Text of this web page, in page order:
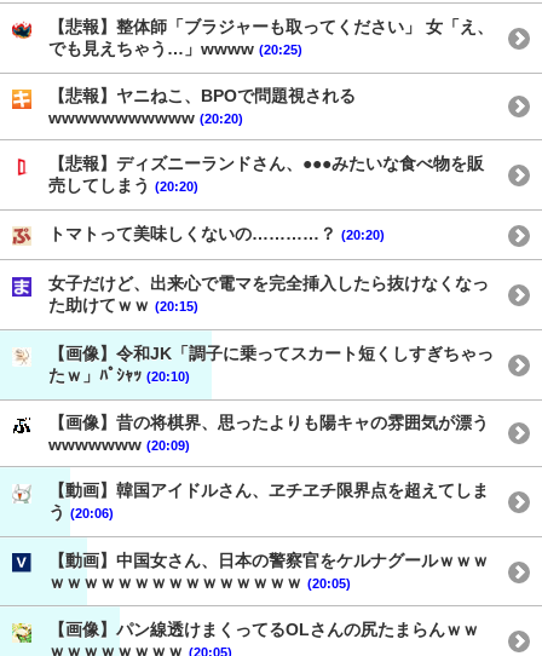
【悲報】整体師「ブラジャーも取ってください」 女「え、
でも見えちゃう…」wwww (20:25)
【悲報】ヤニねこ、BPOで問題視される
wwwwwwwwwww (20:20)
【悲報】ディズニーランドさん、●●●みたいな食べ物を販
売してしまう (20:20)
トマトって美味しくないの…………？ (20:20)
女子だけど、出来心で電マを完全挿入したら抜けなくなっ
た助けてｗｗ (20:15)
【画像】令和JK「調子に乗ってスカート短くしすぎちゃっ
たｗ」ﾊﾟｼｬｯ (20:10)
【画像】昔の将棋界、思ったよりも陽キャの雰囲気が漂う
wwwwwww (20:09)
【動画】韓国アイドルさん、ヱチヱチ限界点を超えてしま
う (20:06)
【動画】中国女さん、日本の警察官をケルナグールｗｗｗ
ｗｗｗｗｗｗｗｗｗｗｗｗｗｗｗ (20:05)
【画像】パン線透けまくってるOLさんの尻たまらんｗｗ
ｗｗｗｗｗｗｗｗ (20:05)